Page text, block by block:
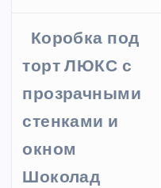
Коробка под
торт ЛЮКС с
прозрачными
стенками и
окном
Шоколад